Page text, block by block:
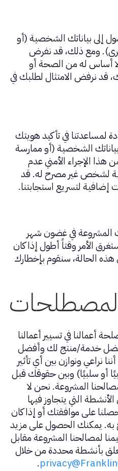
إلى بياناتك الشخصية (أو
ومع ذلك، قد نفرض
أساس له من الصحة أو
قد نرفض الامتثال لطلبك في
في تأكيد هويتك
الشخصية (أو ممارسة
الإجراء الأمني عدم
لشخص غير مصرح له. قد
لتسريع استجابتنا.
المشروعة في غضون شهر
الأمر وقتاً أطول إذا كان
الحالة، سنقوم بإخطارك
أعمالنا في تسيير أعمالنا
أفضل خدمة/منتج لك وأفضل
نراعي ونوازن بين أي تأثير
أو سلبيًا) وبين حقوقك قبل
المشروعة. نحن لا
التي يتجاوز فيها
على موافقتك أو إذا كان
به. يمكنك الحصول على مزيد
لمصالحنا المشروعة مقابل
بأنشطة محددة من خلال
.